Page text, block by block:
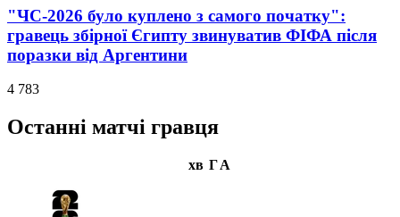
"ЧС-2026 було куплено з самого початку":
гравець збірної Єгипту звинуватив ФІФА після
поразки від Аргентини
4 783
Останні матчі гравця
хв ГА